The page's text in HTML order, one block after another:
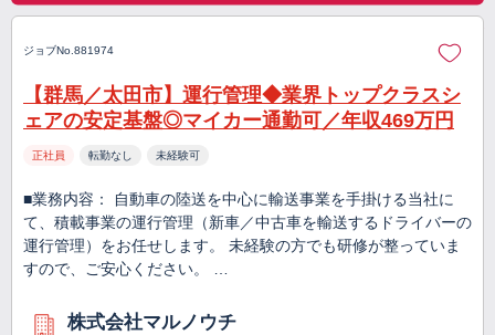
ジョブNo.881974
【群馬／太田市】運行管理◆業界トップクラスシ
ェアの安定基盤◎マイカー通勤可／年収469万円
正社員 転勤なし 未経験可
■業務内容： 自動車の陸送を中心に輸送事業を手掛ける当社に
て、積載事業の運行管理（新車／中古車を輸送するドライバーの
運行管理）をお任せします。 未経験の方でも研修が整っていま
すので、ご安心ください。 …
株式会社マルノウチ